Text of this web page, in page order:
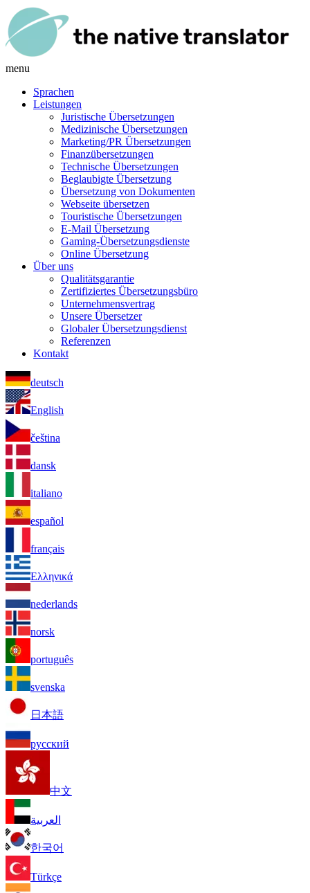
menu
Sprachen
Leistungen
Juristische Übersetzungen
Medizinische Übersetzungen
Marketing/PR Übersetzungen
Finanzübersetzungen
Technische Übersetzungen
Beglaubigte Übersetzung
Übersetzung von Dokumenten
Webseite übersetzen
Touristische Übersetzungen
E-Mail Übersetzung
Gaming-Übersetzungsdienste
Online Übersetzung
Über uns
Qualitätsgarantie
Zertifiziertes Übersetzungsbüro
Unternehmensvertrag
Unsere Übersetzer
Globaler Übersetzungsdienst
Referenzen
Kontakt
deutsch
English
čeština
dansk
italiano
español
français
Ελληνικά
nederlands
norsk
português
svenska
日本語
русский
中文
العربية
한국어
Türkçe